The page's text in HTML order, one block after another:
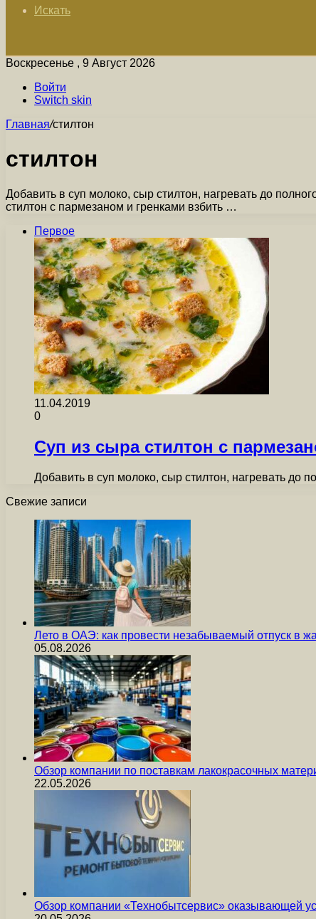
Искать
Воскресенье , 9 Август 2026
Войти
Switch skin
Главная/стилтон
стилтон
Добавить в суп молоко, сыр стилтон, нагревать до
стилтон с пармезаном и гренками взбить …
Первое
11.04.2019
0
Суп из сыра стилтон с
Добавить в суп молоко, сыр стилтон, нагревать до
Свежие записи
Лето в ОАЭ: как провести незабываемый отпуск в
05.08.2026
Обзор компании по поставкам лакокрасочных
22.05.2026
Обзор компании «Технобытсервис» оказывающей